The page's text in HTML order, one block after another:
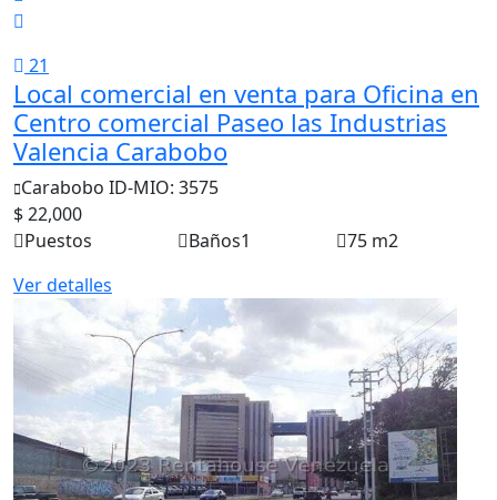
21
Local comercial en venta para Oficina en
Centro comercial Paseo las Industrias
Valencia Carabobo
Carabobo ID-MIO: 3575
$ 22,000
Puestos
Baños1
75 m2
Ver detalles